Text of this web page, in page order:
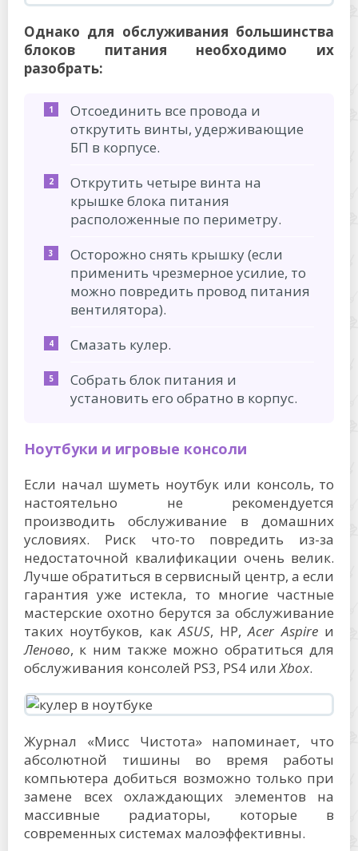
Однако для обслуживания большинства
блоков питания необходимо их
разобрать:
Отсоединить все провода и
открутить винты, удерживающие
БП в корпусе.
Открутить четыре винта на
крышке блока питания
расположенные по периметру.
Осторожно снять крышку (если
применить чрезмерное усилие, то
можно повредить провод питания
вентилятора).
Смазать кулер.
Собрать блок питания и
установить его обратно в корпус.
Ноутбуки и игровые консоли
Если начал шуметь ноутбук или консоль, то
настоятельно не рекомендуется
производить обслуживание в домашних
условиях. Риск что-то повредить из-за
недостаточной квалификации очень велик.
Лучше обратиться в сервисный центр, а если
гарантия уже истекла, то многие частные
мастерские охотно берутся за обслуживание
таких ноутбуков, какASUS, HP,Acer Aspireи
Леново, к ним также можно обратиться для
обслуживания консолей PS3, PS4 илиXbox.
Журнал «Мисс Чистота» напоминает, что
абсолютной тишины во время работы
компьютера добиться возможно только при
замене всех охлаждающих элементов на
массивные радиаторы, которые в
современных системах малоэффективны.